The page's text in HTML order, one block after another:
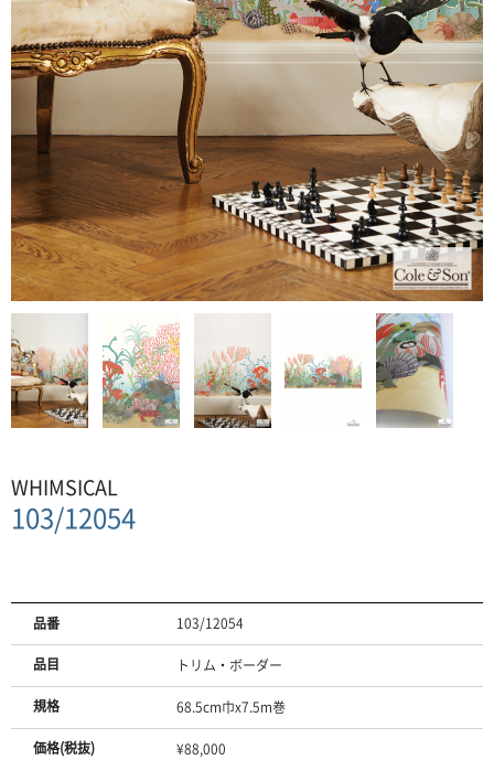
WHIMSICAL
103/12054
品番 103/12054
品目 トリム・ボーダー
規格 68.5cm巾x7.5m巻
価格(税抜) ¥88,000